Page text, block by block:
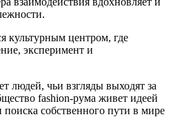
культурным центром, где
эксперимент и
людей, чьи взгляды выходят за
fashion-рума живет идеей
поиска собственного пути в мире